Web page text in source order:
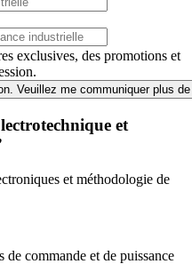
exclusives, des promotions et
et
et méthodologie de
commande et de puissance